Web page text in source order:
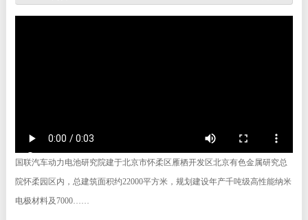
国联汽车动力电池研究院建于北京市怀柔区雁栖开发区北京有色金属研究总
院怀柔园区内，总建筑面积约22000平方米，规划建设年产千吨级高性能纳米
电极材料及7000……